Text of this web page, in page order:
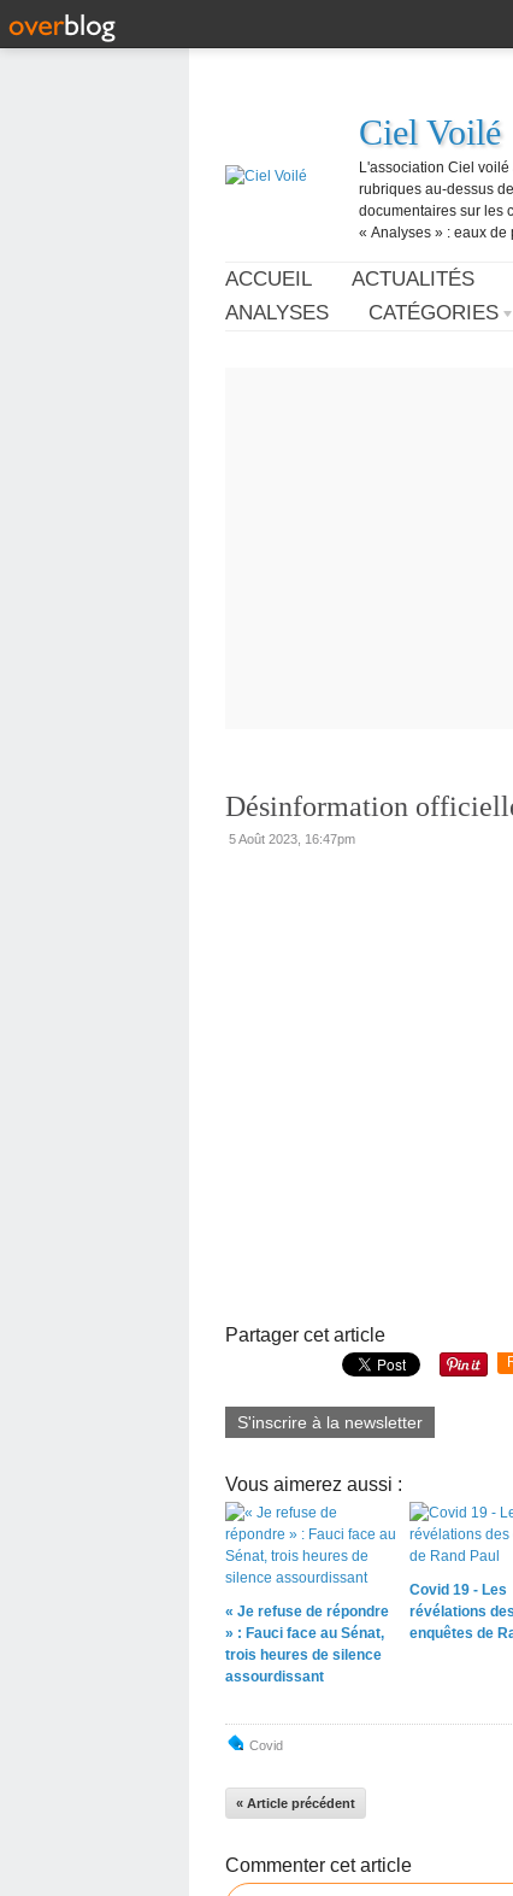
Ciel Voilé
L'association Ciel
rubriques au-dessus
documentaires sur les
« Analyses » : eaux de
ACCUEIL ACTUALITÉS
ANALYSES
CATÉGORIES
Désinformation
5 Août 2023, 16:47pm
Partager cet article
S'inscrire à la newsletter
Vous aimerez aussi :
« Je refuse de répondre
» : Fauci face au Sénat,
trois heures de silence
assourdissant
Covid 19 - Les
révélations des
enquêtes de
Covid
« Article précédent
Commenter cet article